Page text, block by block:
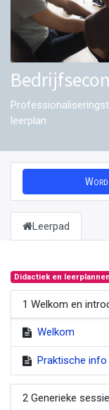
leerplan
Word
Leerpad
Didactiek en leerplannen
1 Welkom en
Welkom
Praktische info
2 Generieke sessie